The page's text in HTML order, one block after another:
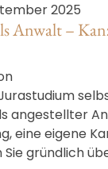
2025
Anwalt –
angestellter
eine eigene
gründlich